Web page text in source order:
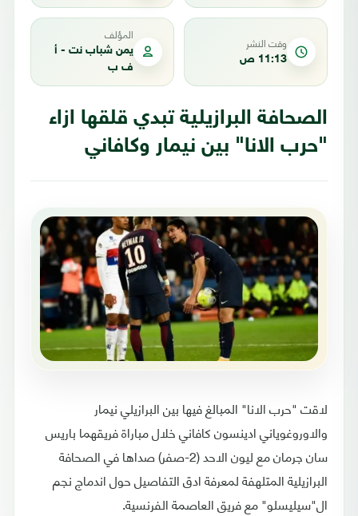
وقت النشر
11:13 ص
المؤلف
يمن شباب نت - أ
ف ب
الصحافة البرازيلية تبدي قلقها ازاء
"حرب الانا" بين نيمار وكافاني
لاقت "حرب الانا" المبالغ فيها بين البرازيلي نيمار
والاوروغوياني ادينسون كافاني خلال مباراة فريقهما باريس
سان جرمان مع ليون الاحد (2-صفر) صداها في الصحافة
البرازيلية المتلهفة لمعرفة ادق التفاصيل حول اندماج نجم
ال"سيليسلو" مع فريق العاصمة الفرنسية.